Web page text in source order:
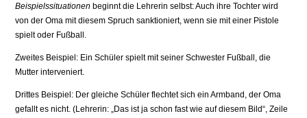
Beispielssituationen beginnt die Lehrerin selbst: Auch ihre Tochter wird
von der Oma mit diesem Spruch sanktioniert, wenn sie mit einer Pistole
spielt oder Fußball.
Zweites Beispiel: Ein Schüler spielt mit seiner Schwester Fußball, die
Mutter interveniert.
Drittes Beispiel: Der gleiche Schüler flechtet sich ein Armband, der Oma
ge­fallt es nicht. (Lehrerin: „Das ist ja schon fast wie auf diesem Bild“, Zeile